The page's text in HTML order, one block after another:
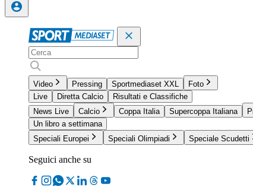
Video Pressing Sportmediaset XXL
Foto
Live
Diretta Calcio
Risultati e Classifiche
News Live
Calcio Coppa Italia Supercoppa Italiana
Un libro a settimana
Speciali Europei
Speciali Olimpiadi Speciale Scudetti
Seguici anche su